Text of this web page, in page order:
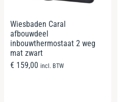
Wiesbaden Caral
afbouwdeel
inbouwthermostaat 2 weg
mat zwart
€ 159,00 incl. BTW